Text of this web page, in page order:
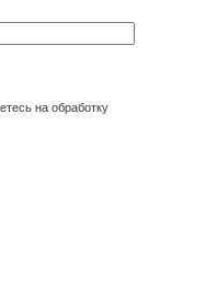
на обработку